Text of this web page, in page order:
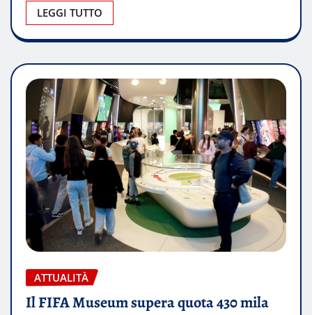
LEGGI TUTTO
ATTUALITÀ
Il FIFA Museum supera quota 430 mila